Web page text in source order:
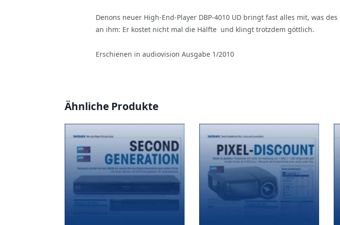
Denons neuer High-End-Player DBP-4010 UD bringt fast alles mit, was
an ihm: Er kostet nicht mal die Hälfte  und klingt trotzdem göttlich.
Erschienen in audiovision Ausgabe 1/2010
Ähnliche Produkte